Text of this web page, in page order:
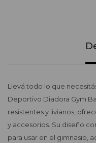
Llevá todo lo que
Deportivo Diadora Gym
resistentes y livianos,
y accesorios. Su diseño
para usar en el gimnasio,